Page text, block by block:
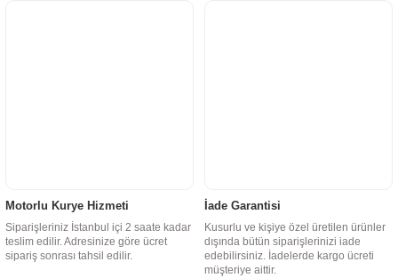
Motorlu Kurye Hizmeti
Siparişleriniz İstanbul içi 2 saate kadar
teslim edilir. Adresinize göre ücret
sipariş sonrası tahsil edilir.
İade Garantisi
Kusurlu ve kişiye özel üretilen ürünler
dışında bütün siparişlerinizi iade
edebilirsiniz. İadelerde kargo ücreti
müşteriye aittir.